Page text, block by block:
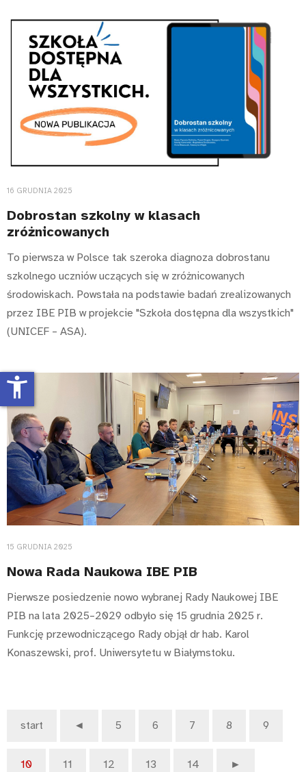
16 GRUDNIA 2025
Dobrostan szkolny w klasach
zróżnicowanych
To pierwsza w Polsce tak szeroka diagnoza dobrostanu
szkolnego uczniów uczących się w zróżnicowanych
środowiskach. Powstała na podstawie badań zrealizowanych
przez IBE PIB w projekcie "Szkoła dostępna dla wszystkich"
(UNICEF – ASA).
15 GRUDNIA 2025
Nowa Rada Naukowa IBE PIB
Pierwsze posiedzenie nowo wybranej Rady Naukowej IBE
PIB na lata 2025–2029 odbyło się 15 grudnia 2025 r.
Funkcję przewodniczącego Rady objął dr hab. Karol
Konaszewski, prof. Uniwersytetu w Białymstoku.
start ◄ 5 6 7 8 9
10 11 12 13 14 ►
accessibility_new